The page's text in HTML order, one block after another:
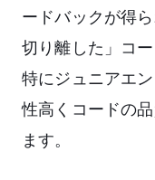
ードバックが得
切り離した」コ
特にジュニアエ
性高くコードの
ます。